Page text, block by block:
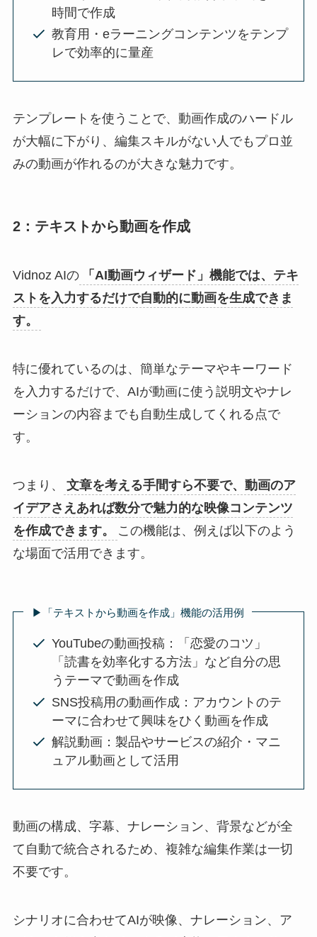
時間で作成
教育用・eラーニングコンテンツをテンプ
レで効率的に量産
テンプレートを使うことで、動画作成のハードル
が大幅に下がり、編集スキルがない人でもプロ並
みの動画が作れるのが大きな魅力です。
2：テキストから動画を作成
Vidnoz AIの
「AI動画ウィザード」機能では、テキ
ストを入力するだけで自動的に動画を生成できま
す。
特に優れているのは、簡単なテーマやキーワード
を入力するだけで、AIが動画に使う説明文やナレ
ーションの内容までも自動生成してくれる点で
す。
つまり、
文章を考える手間すら不要で、動画のア
イデアさえあれば数分で魅力的な映像コンテンツ
を作成できます。
この機能は、例えば以下のよう
な場面で活用できます。
▶︎「テキストから動画を作成」機能の活用例
YouTubeの動画投稿：「恋愛のコツ」
「読書を効率化する方法」など自分の思
うテーマで動画を作成
SNS投稿用の動画作成：アカウントのテ
ーマに合わせて興味をひく動画を作成
解説動画：製品やサービスの紹介・マニ
ュアル動画として活用
動画の構成、字幕、ナレーション、背景などが全
て自動で統合されるため、複雑な編集作業は一切
不要です。
シナリオに合わせてAIが映像、ナレーション、ア